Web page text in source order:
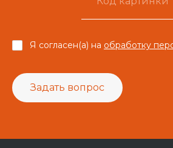
Задать вопрос
Я согласен(а) на обработку